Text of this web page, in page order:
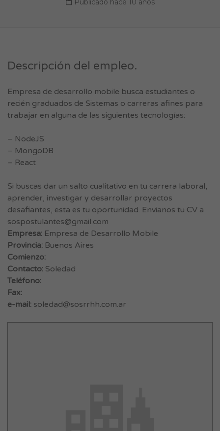
Publicado hace 10 años
Descripción del empleo.
Empresa de desarrollo mobile busca estudiantes o
recién graduados de Sistemas o carreras afines para
trabajar en alguna de las siguientes tecnologías:
– NodeJS
– MongoDB
– React
Si buscas dar un salto cualitativo en tu carrera laboral,
aprender, investigar y desarrollar proyectos
desafiantes, esta es tu oportunidad. Envianos tu CV a
sospostulantes@gmail.com
Empresa: Empresa de Desarrollo Mobile
Provincia: Buenos Aires
Comienzo:
Contacto: Soledad
Teléfono:
Fax:
e-mail: soledad@sosrrhh.com.ar